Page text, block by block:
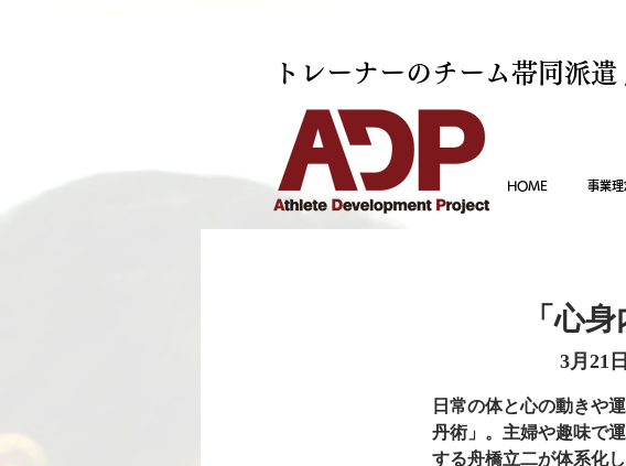
トレーナーのチーム帯同派
HOME 事業理
「心
3月21
日常の体と心の動きや
丹術」。主婦や趣味で
する舟橋立二が体系化